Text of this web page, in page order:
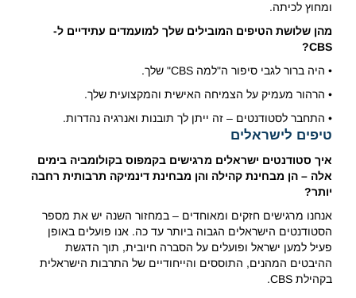
ומחוץ לכיתה.
מהן שלושת הטיפים המובילים שלך למועמדים עתידיים ל-
CBS?
• היה ברור לגבי סיפור ה"למה CBS" שלך.
• הרהור מעמיק על הצמיחה האישית והמקצועית שלך.
• התחבר לסטודנטים – זה ייתן לך תובנות ואנרגיה נהדרות.
טיפים לישראלים
איך סטודנטים ישראלים מרגישים בקמפוס בקולומביה בימים
אלה – הן מבחינת קהילה והן מבחינת דינמיקה תרבותית רחבה
יותר?
אנחנו מרגישים חזקים ומאוחדים – במחזור השנה יש את מספר
הסטודנטים הישראלים הגבוה ביותר עד כה. אנו פועלים באופן
פעיל למען ישראל ופועלים על הסברה חיובית, תוך הדגשת
ההיבטים המהנים, התוססים והייחודיים של התרבות הישראלית
בקהילת CBS.